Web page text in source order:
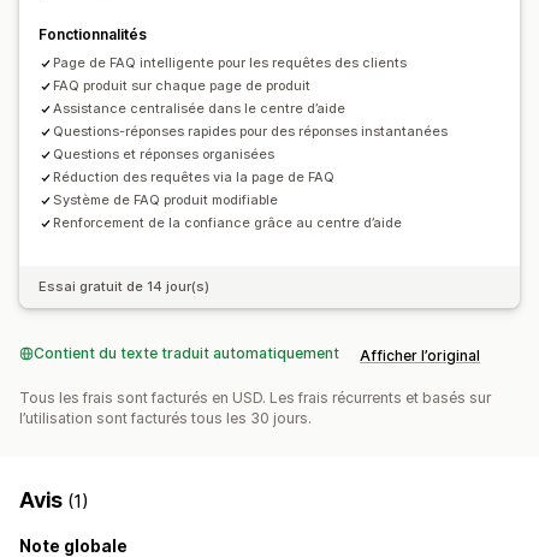
Page de collection
Filtres de recherche Réponses instantanées
Retour d’expérience des clients
Optimisation pour le format mobile
Police et couleur personnalisées
Fonctionnalités
Page de FAQ intelligente pour les requêtes des clients
FAQ produit sur chaque page de produit
Assistance centralisée dans le centre d’aide
Questions-réponses rapides pour des réponses instantanées
Questions et réponses organisées
Réduction des requêtes via la page de FAQ
Système de FAQ produit modifiable
Renforcement de la confiance grâce au centre d’aide
Essai gratuit de 14 jour(s)
Contient du texte traduit automatiquement Afficher l’original
Tous les frais sont facturés en USD. Les frais récurrents et basés sur
l’utilisation sont facturés tous les 30 jours.
Avis (1)
Note globale